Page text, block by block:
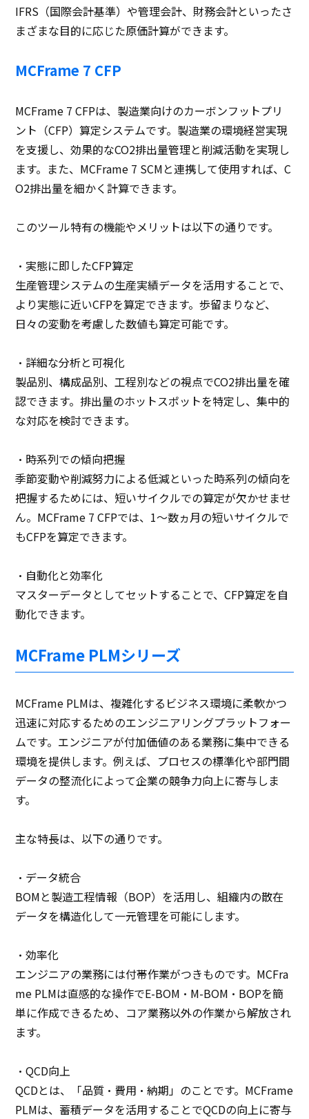
IFRS（国際会計基準）や管理会計、財務会計といったさ
まざまな目的に応じた原価計算ができます。
MCFrame 7 CFP
MCFrame 7 CFPは、製造業向けのカーボンフットプリ
ント（CFP）算定システムです。製造業の環境経営実現
を支援し、効果的なCO2排出量管理と削減活動を実現し
ます。また、MCFrame 7 SCMと連携して使用すれば、C
O2排出量を細かく計算できます。
このツール特有の機能やメリットは以下の通りです。
・実態に即したCFP算定
生産管理システムの生産実績データを活用することで、
より実態に近いCFPを算定できます。歩留まりなど、
日々の変動を考慮した数値も算定可能です。
・詳細な分析と可視化
製品別、構成品別、工程別などの視点でCO2排出量を確
認できます。排出量のホットスポットを特定し、集中的
な対応を検討できます。
・時系列での傾向把握
季節変動や削減努力による低減といった時系列の傾向を
把握するためには、短いサイクルでの算定が欠かせませ
ん。MCFrame 7 CFPでは、1～数ヵ月の短いサイクルで
もCFPを算定できます。
・自動化と効率化
マスターデータとしてセットすることで、CFP算定を自
動化できます。
MCFrame PLMシリーズ
MCFrame PLMは、複雑化するビジネス環境に柔軟かつ
迅速に対応するためのエンジニアリングプラットフォー
ムです。エンジニアが付加価値のある業務に集中できる
環境を提供します。例えば、プロセスの標準化や部門間
データの整流化によって企業の競争力向上に寄与しま
す。
主な特長は、以下の通りです。
・データ統合
BOMと製造工程情報（BOP）を活用し、組織内の散在
データを構造化して一元管理を可能にします。
・効率化
エンジニアの業務には付帯作業がつきものです。MCFra
me PLMは直感的な操作でE-BOM・M-BOM・BOPを簡
単に作成できるため、コア業務以外の作業から解放され
ます。
・QCD向上
QCDとは、「品質・費用・納期」のことです。MCFrame
PLMは、蓄積データを活用することでQCDの向上に寄与